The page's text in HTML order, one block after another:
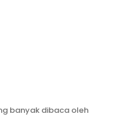
banyak dibaca oleh